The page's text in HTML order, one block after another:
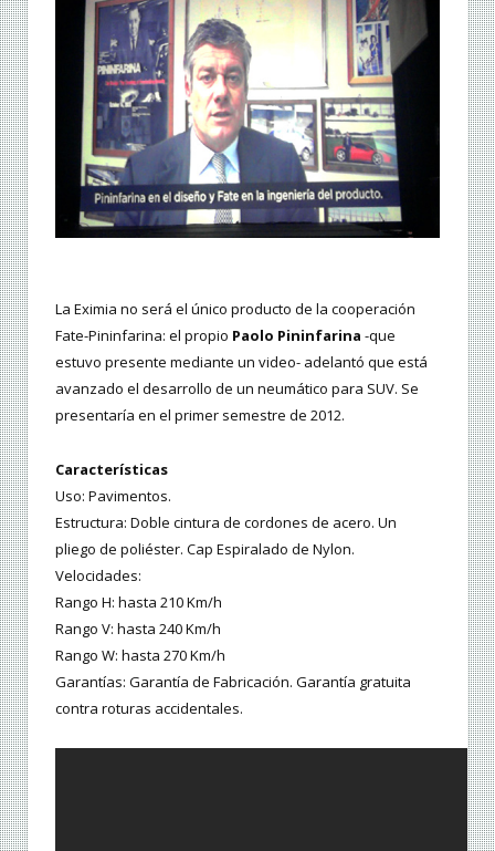
La Eximia no será el único producto de la cooperación
Fate-Pininfarina: el propio Paolo Pininfarina -que
estuvo presente mediante un video- adelantó que está
avanzado el desarrollo de un neumático para SUV. Se
presentaría en el primer semestre de 2012.
Características
Uso: Pavimentos.
Estructura: Doble cintura de cordones de acero. Un
pliego de poliéster. Cap Espiralado de Nylon.
Velocidades:
Rango H: hasta 210 Km/h
Rango V: hasta 240 Km/h
Rango W: hasta 270 Km/h
Garantías: Garantía de Fabricación. Garantía gratuita
contra roturas accidentales.